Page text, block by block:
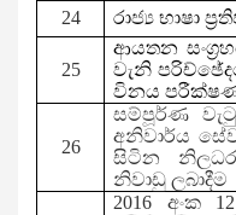
24
රාජ්‍ය භාෂා
25
ආයතන
වැනි
විනය
26
සම්පූර්ණ
අනිවාර්ය
සිටින
නිවාඩු ලබාදීම
2016 අංක